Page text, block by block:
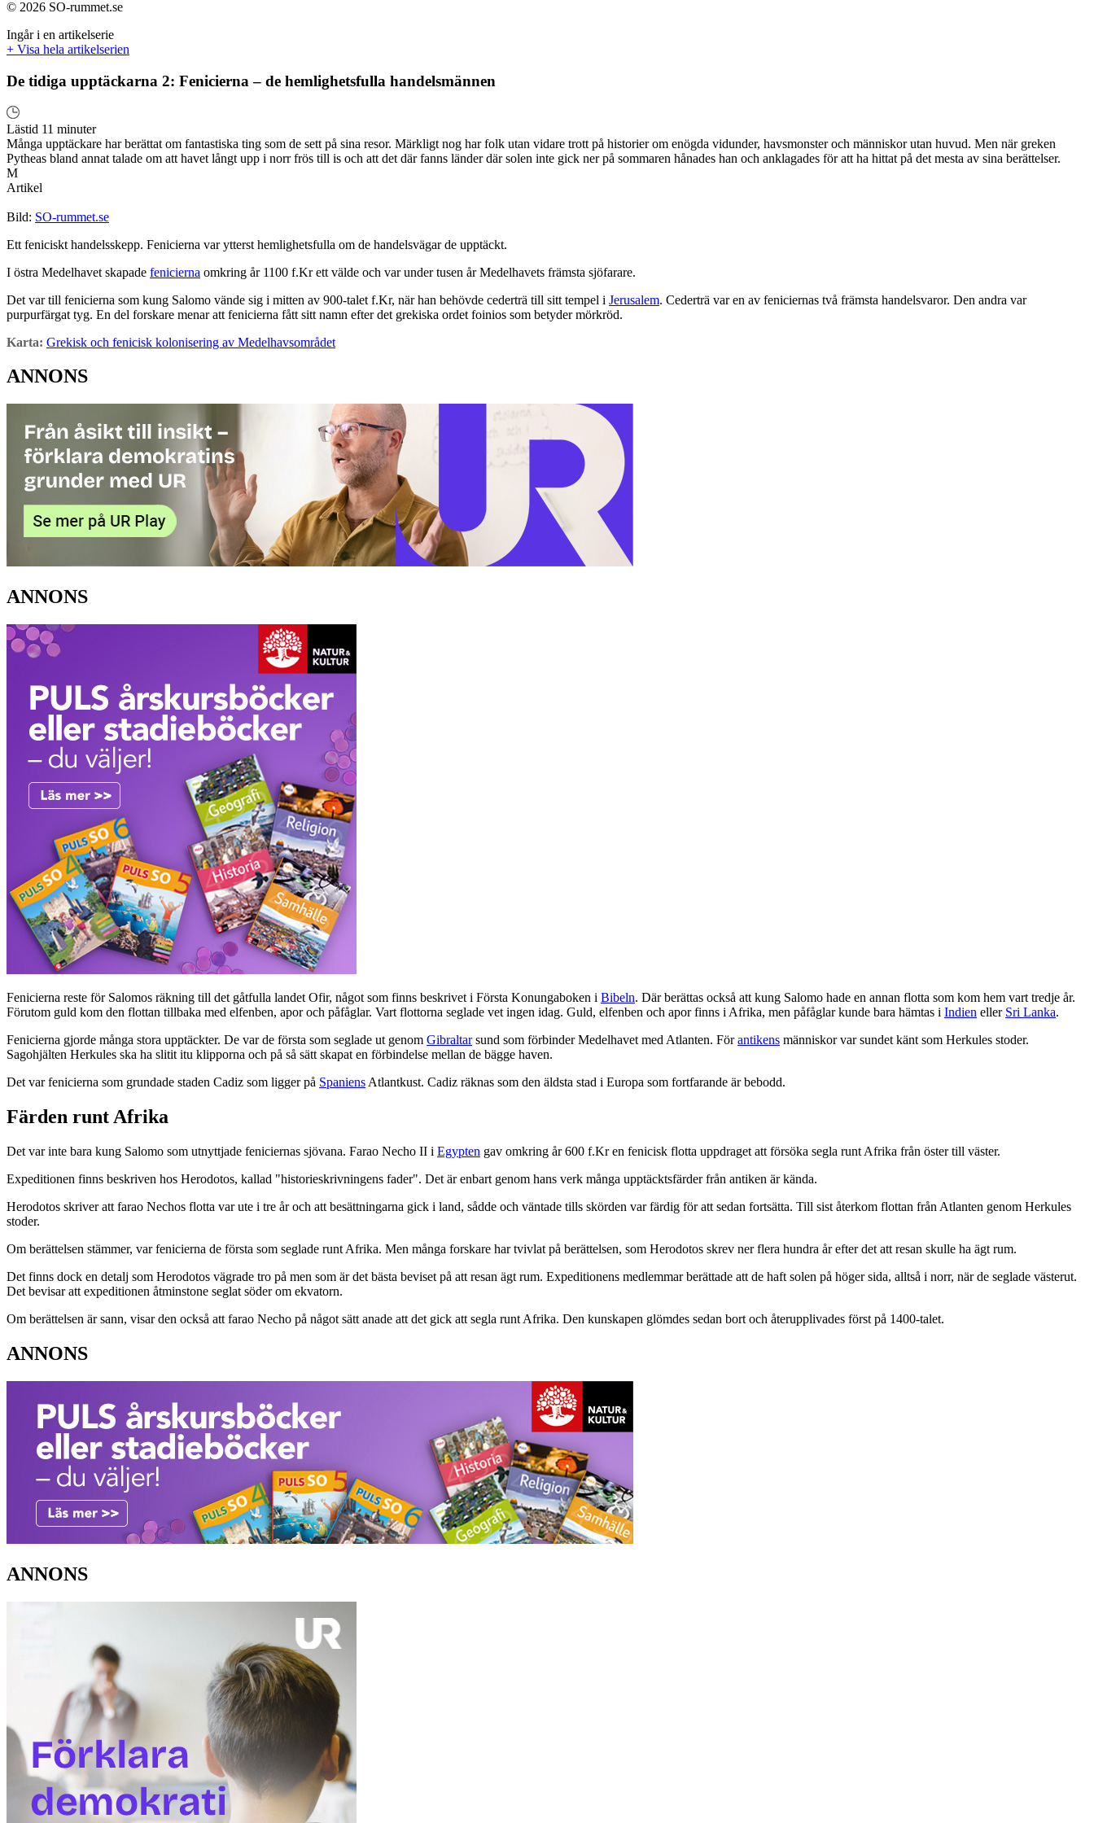
© 2026 SO-rummet.se
Ingår i en artikelserie
+ Visa hela artikelserien
De tidiga upptäckarna 2: Fenicierna – de hemlighetsfulla handelsmännen
Lästid 11 minuter
Många upptäckare har berättat om fantastiska ting som de sett på sina resor. Märkligt nog har folk utan vidare trott på historier om enögda vidunder, havsmonster och människor utan huvud. Men när greken
Pytheas bland annat talade om att havet långt upp i norr frös till is och att det där fanns länder där solen inte gick ner på sommaren hånades han och anklagades för att ha hittat på det mesta av sina berättelser.
M
Artikel
Bild: SO-rummet.se
Ett feniciskt handelsskepp. Fenicierna var ytterst hemlighetsfulla om de handelsvägar de upptäckt.
I östra Medelhavet skapade fenicierna omkring år 1100 f.Kr ett välde och var under tusen år Medelhavets främsta sjöfarare.
Det var till fenicierna som kung Salomo vände sig i mitten av 900-talet f.Kr, när han behövde cederträ till sitt tempel i Jerusalem. Cederträ var en av feniciernas två främsta handelsvaror. Den andra var
purpurfärgat tyg. En del forskare menar att fenicierna fått sitt namn efter det grekiska ordet foinios som betyder mörkröd.
Karta: Grekisk och fenicisk kolonisering av Medelhavsområdet
ANNONS
ANNONS
Fenicierna reste för Salomos räkning till det gåtfulla landet Ofir, något som finns beskrivet i Första Konungaboken i Bibeln. Där berättas också att kung Salomo hade en annan flotta som kom hem vart tredje år.
Förutom guld kom den flottan tillbaka med elfenben, apor och påfåglar. Vart flottorna seglade vet ingen idag. Guld, elfenben och apor finns i Afrika, men påfåglar kunde bara hämtas i Indien eller Sri Lanka.
Fenicierna gjorde många stora upptäckter. De var de första som seglade ut genom Gibraltarsund som förbinder Medelhavet med Atlanten. Förantikens människor var sundet känt som Herkules stoder.
Sagohjälten Herkules ska ha slitit itu klipporna och på så sätt skapat en förbindelse mellan de bägge haven.
Det var fenicierna som grundade staden Cadiz som ligger på Spaniens Atlantkust. Cadiz räknas som den äldsta stad i Europa som fortfarande är bebodd.
Färden runt Afrika
Det var inte bara kung Salomo som utnyttjade feniciernas sjövana. Farao Necho II i Egypten gav omkring år 600 f.Kr en fenicisk flotta uppdraget att försöka segla runt Afrika från öster till väster.
Expeditionen finns beskriven hos Herodotos, kallad "historieskrivningens fader". Det är enbart genom hans verk många upptäcktsfärder från antiken är kända.
Herodotos skriver att farao Nechos flotta var ute i tre år och att besättningarna gick i land, sådde och väntade tills skörden var färdig för att sedan fortsätta. Till sist återkom flottan från Atlanten genom Herkules
stoder.
Om berättelsen stämmer, var fenicierna de första som seglade runt Afrika. Men många forskare har tvivlat på berättelsen, som Herodotos skrev ner flera hundra år efter det att resan skulle ha ägt rum.
Det finns dock en detalj som Herodotos vägrade tro på men som är det bästa beviset på att resan ägt rum. Expeditionens medlemmar berättade att de haft solen på höger sida, alltså i norr, när de seglade västerut.
Det bevisar att expeditionen åtminstone seglat söder om ekvatorn.
Om berättelsen är sann, visar den också att farao Necho på något sätt anade att det gick att segla runt Afrika. Den kunskapen glömdes sedan bort och återupplivades först på 1400-talet.
ANNONS
ANNONS